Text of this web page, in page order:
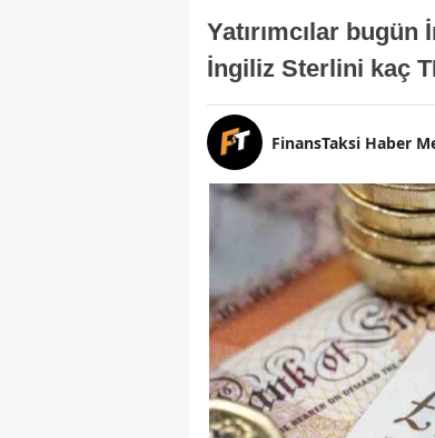
Yatırımcılar
İngiliz Sterlini kaç
FinansTaksi Haber